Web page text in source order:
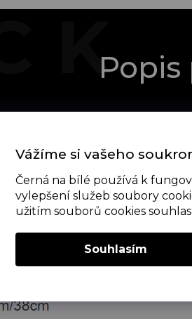
Vážíme si vašeho
Černá na bílé používá k
vylepšení služeb soubory
užitím souborů cookies
Souhlasím